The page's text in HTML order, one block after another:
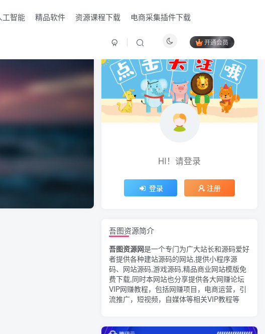
工智能 精品软件 资源课程下载 电商采集插件下载
开通会员
HI！请登录
登录 注册
HI！请登录
登录 注册
吾图资源简介
吾图资源网是一个专门为广大站长和源码爱好
者提供各种建站源码的网站,提供小程序源
码、网站源码,游戏源码,精品商业网站模版免
费下载,同时本网站也分享提供各大网赚论坛
VIP网赚教程，包括网赚项目，电商运营，引
流推广，短视频，自媒体等相关VIP教程等